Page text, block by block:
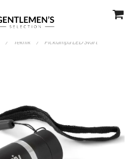
/ Teknik / Ficklampa LED Svart